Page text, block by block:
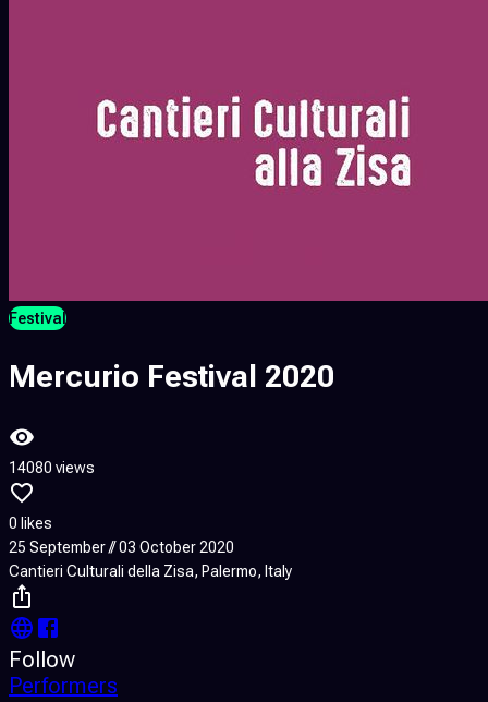
Festival
Mercurio Festival 2020
14080 views
0 likes
25 September // 03 October 2020
Cantieri Culturali della Zisa, Palermo, Italy
Follow
Performers